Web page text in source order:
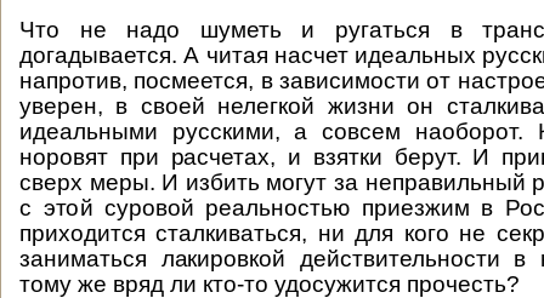
Что не надо шуметь и ругаться в
догадывается. А читая насчет идеальных
напротив, посмеется, в зависимости от
уверен, в своей нелегкой жизни он
идеальными русскими, а совсем наоборот.
норовят при расчетах, и взятки берут. И
сверх меры. И избить могут за неправильный
с этой суровой реальностью приезжим в
приходится сталкиваться, ни для кого не
заниматься лакировкой действительности
тому же вряд ли кто-то удосужится прочесть?